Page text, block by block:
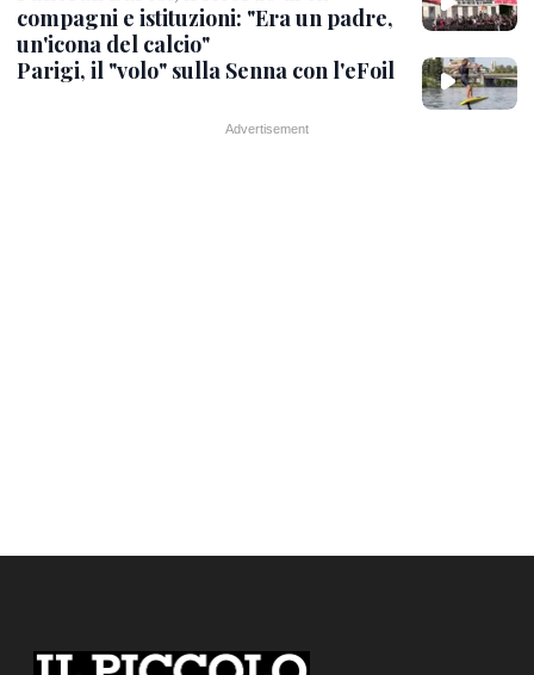
compagni e istituzioni: "Era un padre,
un'icona del calcio"
Parigi, il "volo" sulla Senna con l'eFoil